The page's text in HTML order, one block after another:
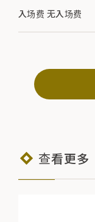
入场费 无入场费
查看更多